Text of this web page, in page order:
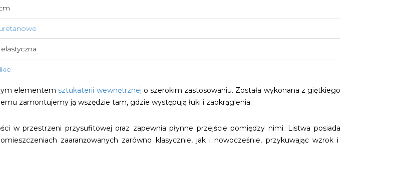
elastyczna
elementem sztukaterii wewnętrznej o szerokim zastosowaniu. Została wykonana z giętkiego
zamontujemy ją wszędzie tam, gdzie występują łuki i zaokrąglenia.
w przestrzeni przysufitowej oraz zapewnia płynne przejście pomiędzy nimi. Listwa posiada
zaaranżowanych zarówno klasycznie, jak i nowocześnie, przykuwając wzrok i